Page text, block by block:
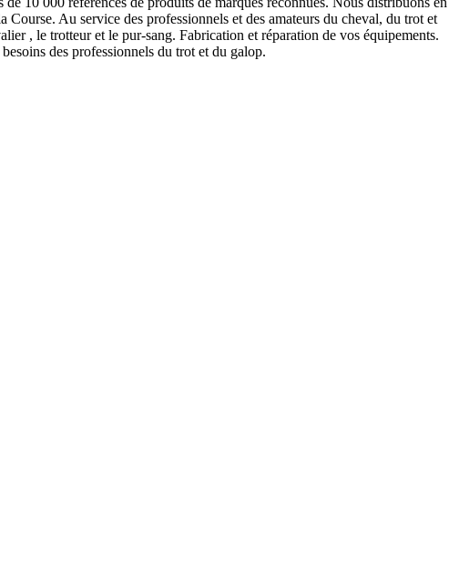
Au service des professionnels et des amateurs du cheval, du trot et
, le trotteur et le pur-sang. Fabrication et réparation de vos équipements.
des professionnels du trot et du galop.